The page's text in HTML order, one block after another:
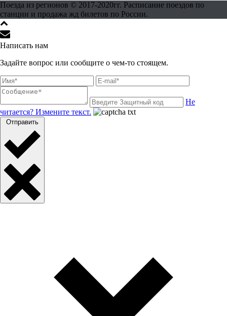
Поезда из регионов © 2017-2020гг. Расписание поездов по
станции и продажа жд билетов по России.
Написать нам
Задайте вопрос или сообщите о чем-то стоящем.
Не
читается? Измените текст.
Отправить